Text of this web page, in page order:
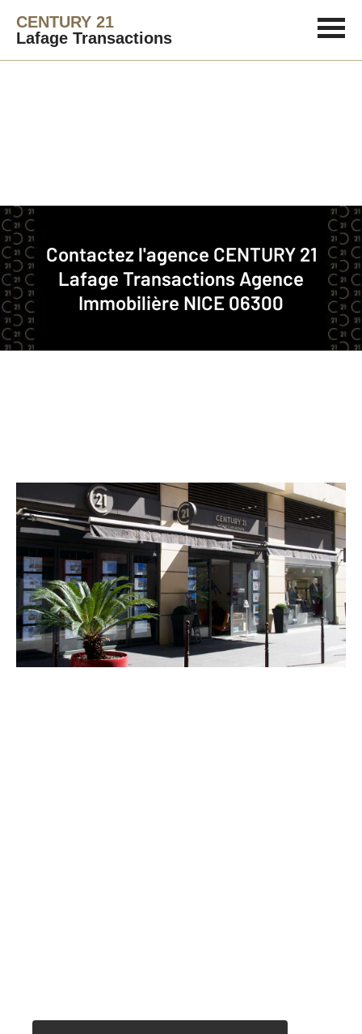
CENTURY 21
Lafage Transactions
Contactez l'agence CENTURY 21
Lafage Transactions Agence
Immobilière NICE 06300
Agence immobilière
Notre agence à NICE
CENTURY 21 Lafage Transactions
6 rue Alexandre Mari
NICE - 06300
Envoyer un message
Téléphoner à l'agence